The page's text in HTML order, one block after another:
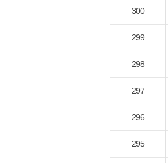
300
299
298
297
296
295